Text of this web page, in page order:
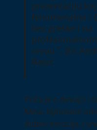
prezentaciju
fenomenalna i
bez greške i na
profesionalnom
nivou ”, žiri
Basić
Priča je o devojci i
Mina. Njihovom
dubini emocija, i